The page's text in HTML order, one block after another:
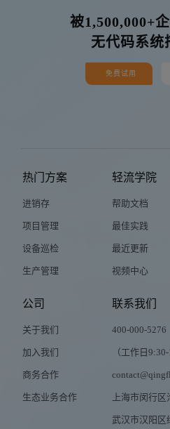
被1,500,000+
无代码系统
免费试用
热门方案
进销存
项目管理
设备巡检
生产管理
轻流学院
帮助文档
最佳实践
最近更新
视频中心
公司
关于我们
加入我们
商务合作
生态业务合作
联系我们
400-000-5276
（工作日9:30-
上海市闵行
武汉市汉阳区